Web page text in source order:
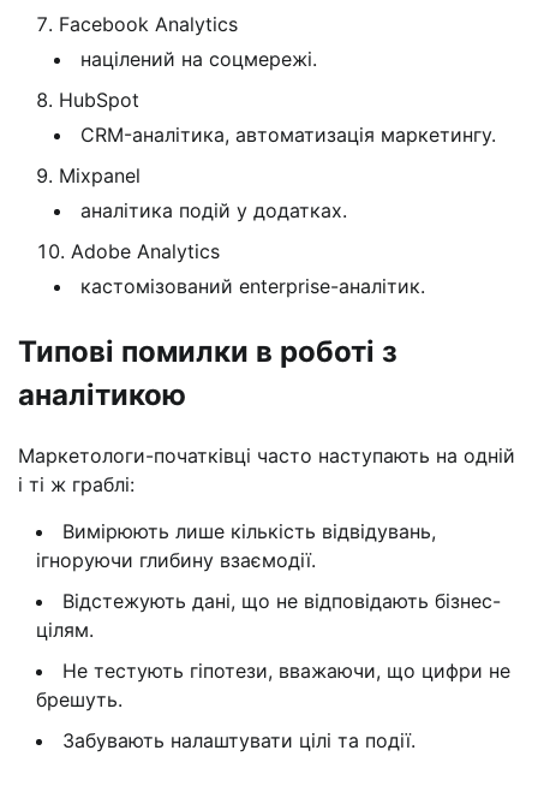
Facebook Analytics
націлений на соцмережі.
HubSpot
CRM-аналітика, автоматизація маркетингу.
Mixpanel
аналітика подій у додатках.
Adobe Analytics
кастомізований enterprise-аналітик.
Типові помилки в роботі з
аналітикою
Маркетологи-початківці часто наступають на одній
і ті ж граблі:
Вимірюють лише кількість відвідувань,
ігноруючи глибину взаємодії.
Відстежують дані, що не відповідають бізнес-
цілям.
Не тестують гіпотези, вважаючи, що цифри не
брешуть.
Забувають налаштувати цілі та події.